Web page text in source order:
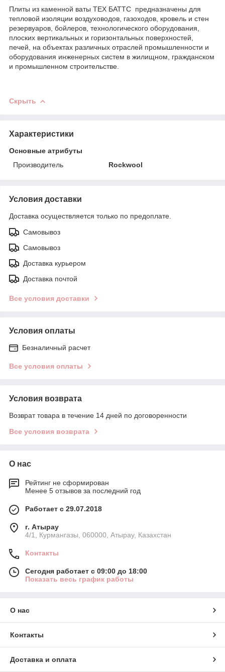
Плиты из каменной ваты ТЕХ БАТТС предназначены для
тепловой изоляции воздуховодов, газоходов, кровель и стен
резервуаров, бойлеров, технологического оборудования,
плоских вертикальных и горизонтальных поверхностей,
печей, на объектах различных отраслей промышленности и
оборудования инженерных систем в жилищном, гражданском
и промышленном строительстве.
Скрыть
Характеристики
Основные атрибуты
Производитель
Rockwool
Условия доставки
Доставка осуществляется только по предоплате.
Самовывоз
Самовывоз
Доставка курьером
Доставка почтой
Все условия доставки
Условия оплаты
Безналичный расчет
Все условия оплаты
Условия возврата
Возврат товара в течение 14 дней по договоренности
Все условия возврата
О нас
Рейтинг не сформирован
Менее 5 отзывов за последний год
Работает с 29.07.2018
г. Атырау
4/1, Курмангазы, 060000, Атырау, Казахстан
Контакты
Сегодня работает с 09:00 до 18:00
Показать весь график работы
О нас
Контакты
Доставка и оплата